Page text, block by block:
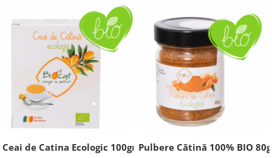
Ceai de Catina Ecologic 100gr Pulbere Cătină 100% BIO